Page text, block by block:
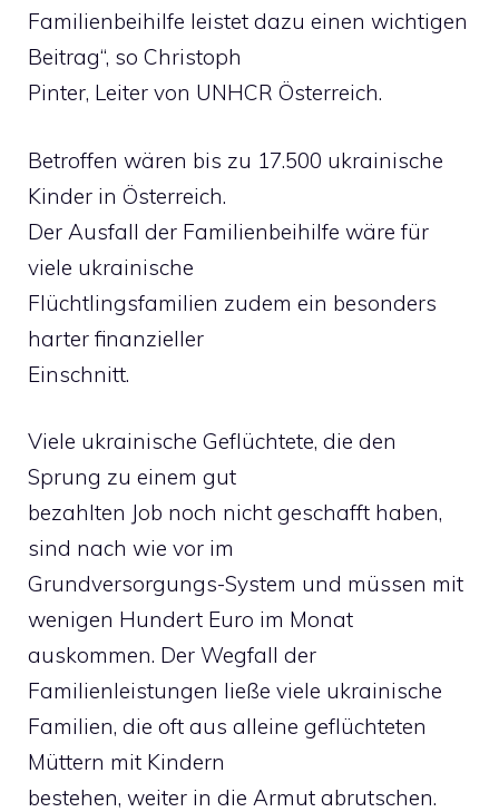
Familienbeihilfe leistet dazu einen wichtigen
Beitrag“, so Christoph
Pinter, Leiter von UNHCR Österreich.
Betroffen wären bis zu 17.500 ukrainische
Kinder in Österreich.
Der Ausfall der Familienbeihilfe wäre für
viele ukrainische
Flüchtlingsfamilien zudem ein besonders
harter finanzieller
Einschnitt.
Viele ukrainische Geflüchtete, die den
Sprung zu einem gut
bezahlten Job noch nicht geschafft haben,
sind nach wie vor im
Grundversorgungs-System und müssen mit
wenigen Hundert Euro im Monat
auskommen. Der Wegfall der
Familienleistungen ließe viele ukrainische
Familien, die oft aus alleine geflüchteten
Müttern mit Kindern
bestehen, weiter in die Armut abrutschen.